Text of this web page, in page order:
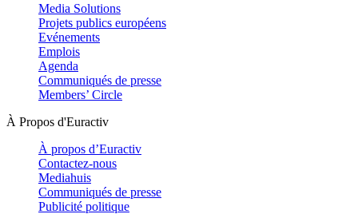
Media Solutions
Projets publics européens
Evénements
Emplois
Agenda
Communiqués de presse
Members’ Circle
À Propos d'Euractiv
À propos d’Euractiv
Contactez-nous
Mediahuis
Communiqués de presse
Publicité politique